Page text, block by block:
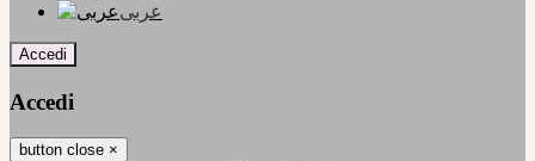
عربى
Accedi
Accedi
button close ×